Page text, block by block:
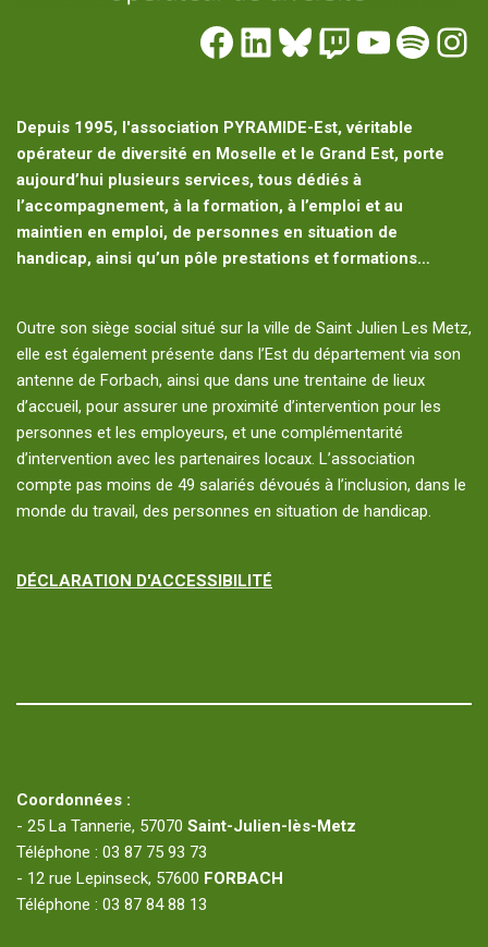
Depuis 1995, l'association PYRAMIDE-Est, véritable
opérateur de diversité en Moselle et le Grand Est, porte
aujourd’hui plusieurs services, tous dédiés à
l’accompagnement, à la formation, à l’emploi et au
maintien en emploi, de personnes en situation de
handicap, ainsi qu’un pôle prestations et formations…
Outre son siège social situé sur la ville de Saint Julien Les Metz,
elle est également présente dans l’Est du département via son
antenne de Forbach, ainsi que dans une trentaine de lieux
d’accueil, pour assurer une proximité d’intervention pour les
personnes et les employeurs, et une complémentarité
d’intervention avec les partenaires locaux. L’association
compte pas moins de 49 salariés dévoués à l’inclusion, dans le
monde du travail, des personnes en situation de handicap.
DÉCLARATION D'ACCESSIBILITÉ
Coordonnées :
- 25 La Tannerie, 57070 Saint-Julien-lès-Metz
Téléphone : 03 87 75 93 73
- 12 rue Lepinseck, 57600 FORBACH
Téléphone : 03 87 84 88 13